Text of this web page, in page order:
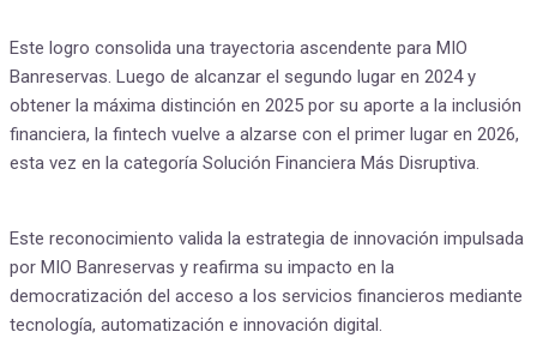
Este logro consolida una trayectoria ascendente para MIO
Banreservas. Luego de alcanzar el segundo lugar en 2024 y
obtener la máxima distinción en 2025 por su aporte a la inclusión
financiera, la fintech vuelve a alzarse con el primer lugar en 2026,
esta vez en la categoría Solución Financiera Más Disruptiva.
Este reconocimiento valida la estrategia de innovación impulsada
por MIO Banreservas y reafirma su impacto en la
democratización del acceso a los servicios financieros mediante
tecnología, automatización e innovación digital.